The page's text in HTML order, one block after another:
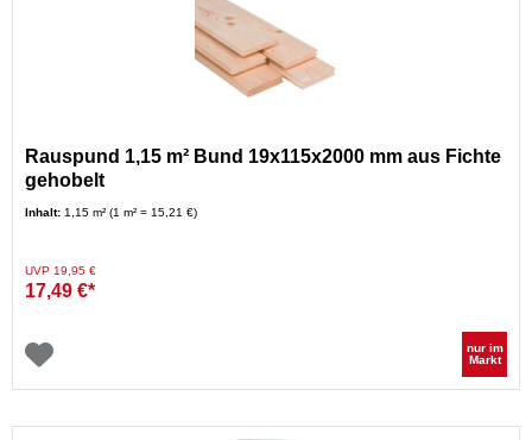
Rauspund 1,15 m² Bund 19x115x2000 mm aus Fichte
gehobelt
Inhalt: 1,15 m² (1 m² = 15,21 €)
Preis reduziert von
UVP 19,95 €auf
17,49 €*
nur im
Markt